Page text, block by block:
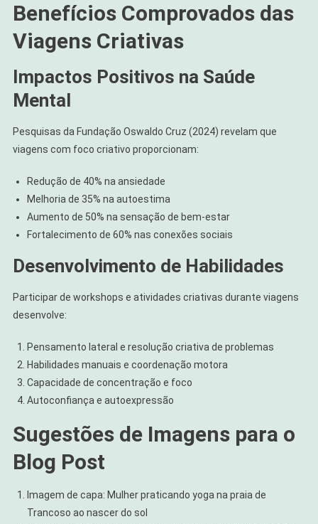
Benefícios Comprovados das
Viagens Criativas
Impactos Positivos na Saúde
Mental
Pesquisas da Fundação Oswaldo Cruz (2024) revelam que
viagens com foco criativo proporcionam:
Redução de 40% na ansiedade
Melhoria de 35% na autoestima
Aumento de 50% na sensação de bem-estar
Fortalecimento de 60% nas conexões sociais
Desenvolvimento de Habilidades
Participar de workshops e atividades criativas durante viagens
desenvolve:
Pensamento lateral e resolução criativa de problemas
Habilidades manuais e coordenação motora
Capacidade de concentração e foco
Autoconfiança e autoexpressão
Sugestões de Imagens para o
Blog Post
Imagem de capa: Mulher praticando yoga na praia de
Trancoso ao nascer do sol